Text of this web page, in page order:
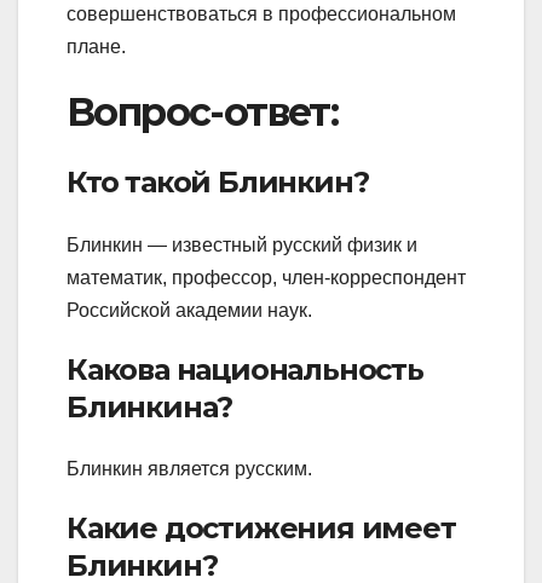
совершенствоваться в профессиональном
плане.
Вопрос-ответ:
Кто такой Блинкин?
Блинкин — известный русский физик и
математик, профессор, член-корреспондент
Российской академии наук.
Какова национальность
Блинкина?
Блинкин является русским.
Какие достижения имеет
Блинкин?